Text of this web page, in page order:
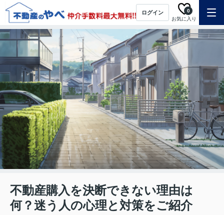
ログイン
お気に入り
0
不動産購入を決断できない理由は
何？迷う人の心理と対策をご紹介